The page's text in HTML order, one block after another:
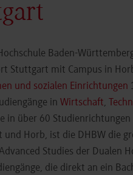
Baden-
Stuttgart mit Campus in
und sozialen Einrichtungen
in Wirtschaft,
in über 60
und Horb, ist die DHBW die
Studies der Dualen
die direkt an ein